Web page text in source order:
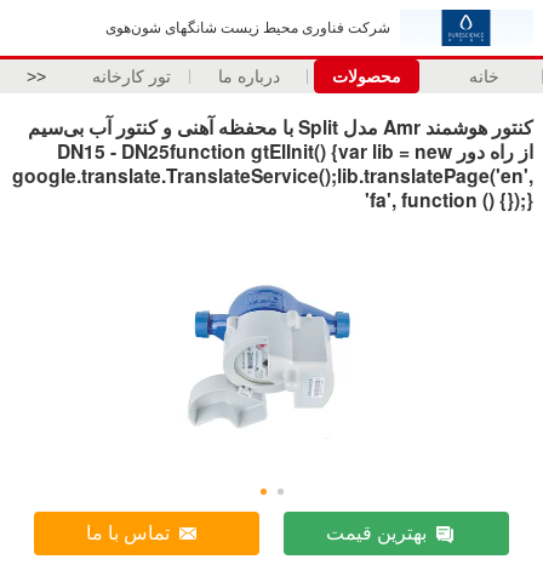
شرکت فناوری محیط زیست شانگهای شون‌هوی
خانه محصولات درباره ما تور کارخانه >>
کنتور هوشمند Amr مدل Split با محفظه آهنی و کنتور آب بی‌سیم
از راه دور DN15 - DN25function gtElInit() {var lib = new
google.translate.TranslateService();lib.translatePage('en',
'fa', function () {});}
بهترین قیمت تماس با ما